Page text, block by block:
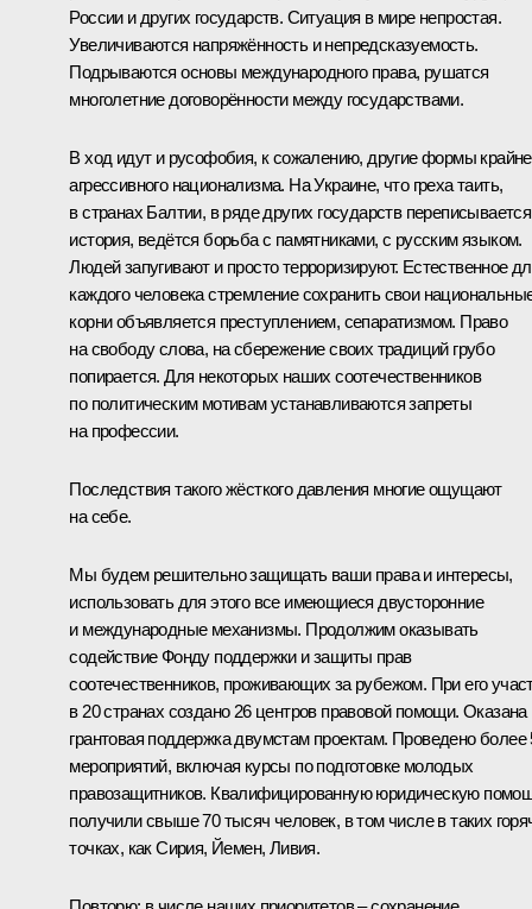
России и других государств. Ситуация в мире непростая.
Увеличиваются напряжённость и непредсказуемость.
Подрываются основы международного права, рушатся
многолетние договорённости между государствами.
В ход идут и русофобия, к сожалению, другие формы
агрессивного национализма. На Украине, что греха таить,
в странах Балтии, в ряде других государств переписывается
история, ведётся борьба с памятниками, с русским языком.
Людей запугивают и просто терроризируют. Естественное
каждого человека стремление сохранить свои
корни объявляется преступлением, сепаратизмом. Право
на свободу слова, на сбережение своих традиций грубо
попирается. Для некоторых наших соотечественников
по политическим мотивам устанавливаются запреты
на профессии.
Последствия такого жёсткого давления многие ощущают
на себе.
Мы будем решительно защищать ваши права и интересы,
использовать для этого все имеющиеся двусторонние
и международные механизмы. Продолжим оказывать
содействие Фонду поддержки и защиты прав
соотечественников, проживающих за рубежом. При его
в 20 странах создано 26 центров правовой помощи. Оказана
грантовая поддержка двумстам проектам. Проведено более
мероприятий, включая курсы по подготовке молодых
правозащитников. Квалифицированную юридическую
получили свыше 70 тысяч человек, в том числе в таких
точках, как Сирия, Йемен, Ливия.